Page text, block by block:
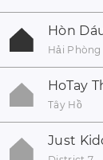
Hòn
Hải Phòng
HoTay
Tây Hồ
Just